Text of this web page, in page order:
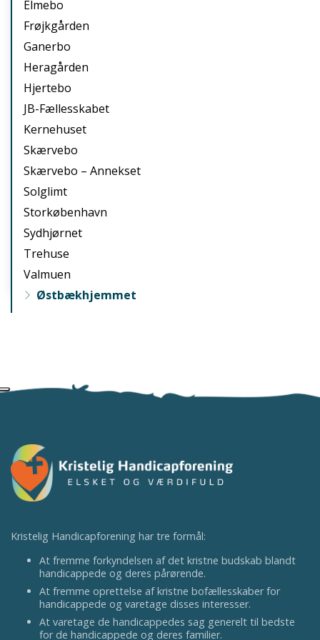
Elmebo
Frøjkgården
Ganerbo
Heragården
Hjertebo
JB-Fællesskabet
Kernehuset
Skærvebo
Skærvebo – Annekset
Solglimt
Storkøbenhavn
Sydhjørnet
Trehuse
Valmuen
Østbækhjemmet
Kristelig Handicapforening har tre formål:
At fremme forkyndelsen af det kristne budskab blandt
handicappede og deres pårørende.
At fremme oprettelse af kristne bofællesskaber for
handicappede og varetage disses interesser.
At varetage de handicappedes sag generelt til bedste
for de handicappede og deres familier.